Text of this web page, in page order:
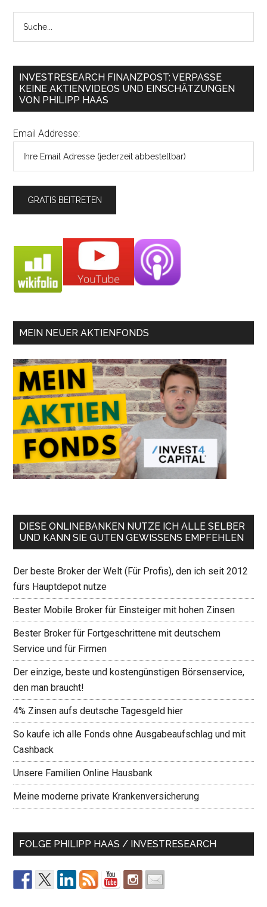
INVESTRESEARCH FINANZPOST: VERPASSE
KEINE AKTIENVIDEOS UND EINSCHÄTZUNGEN
VON PHILIPP HAAS
Email Addresse:
MEIN NEUER AKTIENFONDS
DIESE ONLINEBANKEN NUTZE ICH ALLE SELBER
UND KANN SIE GUTEN GEWISSENS EMPFEHLEN
Der beste Broker der Welt (Für Profis), den ich seit 2012
fürs Hauptdepot nutze
Bester Mobile Broker für Einsteiger mit hohen Zinsen
Bester Broker für Fortgeschrittene mit deutschem
Service und für Firmen
Der einzige, beste und kostengünstigen Börsenservice,
den man braucht!
4% Zinsen aufs deutsche Tagesgeld hier
So kaufe ich alle Fonds ohne Ausgabeaufschlag und mit
Cashback
Unsere Familien Online Hausbank
Meine moderne private Krankenversicherung
FOLGE PHILIPP HAAS / INVESTRESEARCH